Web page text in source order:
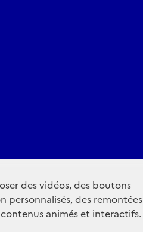
des vidéos, des boutons
personnalisés, des remontées
animés et interactifs.